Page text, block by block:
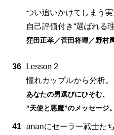
つい追いかけてしまう実
自己評価付き“選ばれる理
窪田正孝／菅田将暉／野村
36
Lesson 2
憧れカップルから分析。
あなたの男選びにひそむ、
“天使と悪魔”のメッセージ。
41 ananにセーラー戦士た